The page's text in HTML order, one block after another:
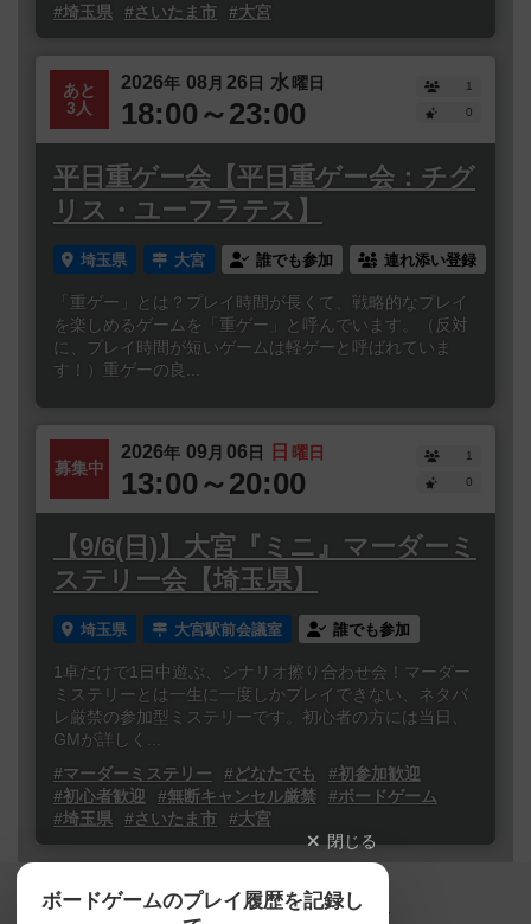
#埼玉県
#さいたま市 #大宮
あと
3人
2026年 08 月 26日 水曜日
18:00～23:00
1
0
平日重ゲー会【平日重ゲー会：チグ
リス・ユーフラテス】
埼玉県 大宮 誰でも参加 連れ添い登録
「重ゲー」とは？プレイ時間が長くて、戦略的なプレイ
を楽しめるゲームを「重ゲー」と呼んでいます。（反対
に、プレイ時間が短いゲームは軽ゲーと呼ばれていま
す！）重ゲーの良...
募集中
2026年 09 月 06日 日 曜日
13:00～20:00
1
0
【9/6(日)】大宮『ミニ』マーダーミ
ステリー会【埼玉県】
埼玉県 大宮駅前会議室 誰でも参加
1卓だけで1日中遊ぶ、シナリオ擦り合わせ会！マーダー
ミステリーとは一生に一度しかプレイできない、ネタバ
レ厳禁の参加型ミステリーです。初心者の方には当日、
GMが詳しく...
#マーダーミステリー
#どなたでも
#初参加歓迎
#初心者歓迎
#無断キャンセル厳禁
#ボードゲーム
#埼玉県
#さいたま市
#大宮
閉じる
ボードゲームのプレイ履歴を記録し
【ボドゲーマ】ボードゲームの総合情報サイト